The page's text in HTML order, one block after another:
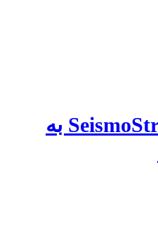
انجام پروژه با SeismoStruct به